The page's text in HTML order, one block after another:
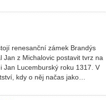
renesanční zámek Brandýs
z Michalovic postavit tvrz na
Jan Lucemburský roku 1317. V
kdy o něj načas jako…